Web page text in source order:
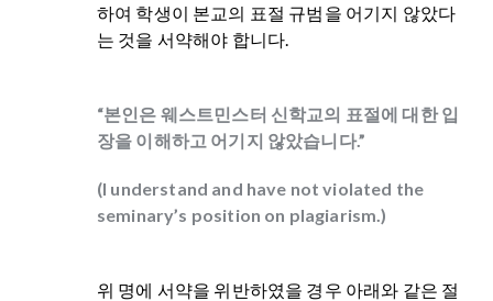
하여 학생이 본교의 표절 규범을 어기지 않았다
는 것을 서약해야 합니다.
“본인은 웨스트민스터 신학교의 표절에 대한 입
장을 이해하고 어기지 않았습니다.”
(I understand and have not violated the
seminary’s position on plagiarism.)
위 명에 서약을 위반하였을 경우 아래와 같은 절